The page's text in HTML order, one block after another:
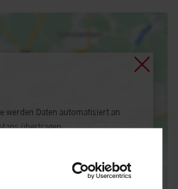
werden Daten automatisiert an
übertragen.
Einmalig aktivieren